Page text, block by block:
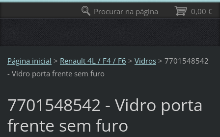
Página inicial > Renault 4L / F4 / F6 > Vidros > 7701548542
- Vidro porta frente sem furo
7701548542 - Vidro porta
frente sem furo
0,00 €
Procurar na página